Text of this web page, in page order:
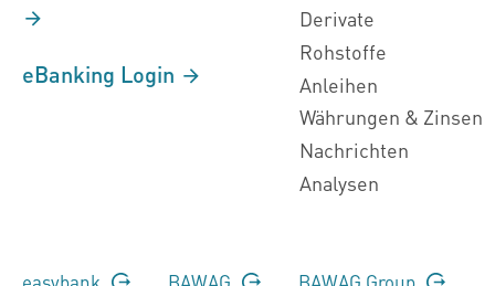
eBanking Login
Derivate
Rohstoffe
Anleihen
Währungen & Zinsen
Nachrichten
Analysen